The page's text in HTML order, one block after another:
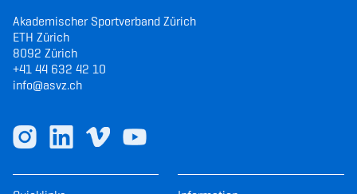
Akademischer Sportverband Zürich
ETH Zürich
8092 Zürich
+41 44 632 42 10
info@asvz.ch